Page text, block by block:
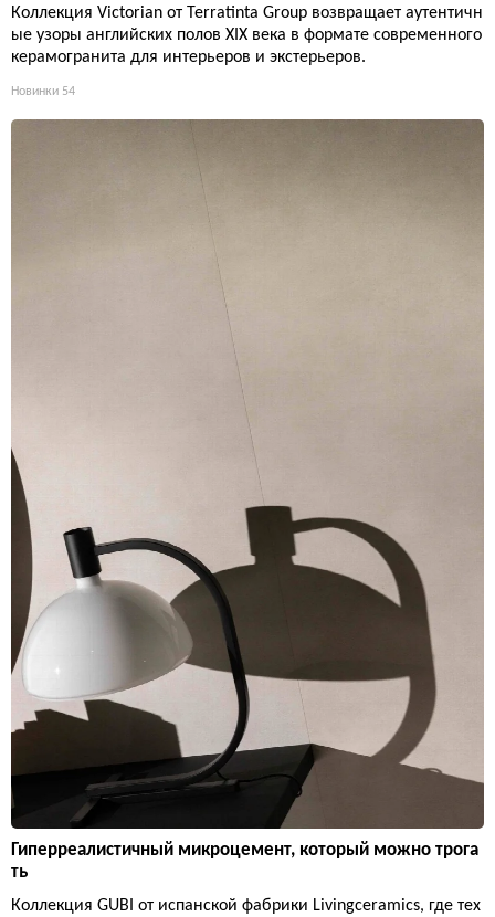
Коллекция Victorian от Terratinta Group возвращает аутентичн
ые узоры английских полов XIX века в формате современного
керамогранита для интерьеров и экстерьеров.
Новинки 54
Гиперреалистичный микроцемент, который можно трога
ть
Коллекция GUBI от испанской фабрики Livingceramics, где тех